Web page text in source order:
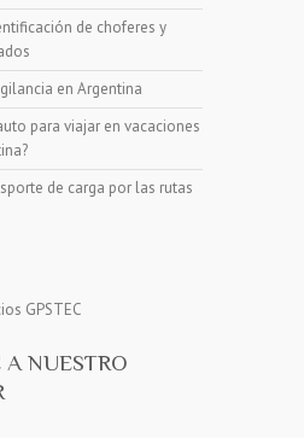
de choferes y
en Argentina
para viajar en vacaciones
de carga por las rutas
GPSTEC
A NUESTRO